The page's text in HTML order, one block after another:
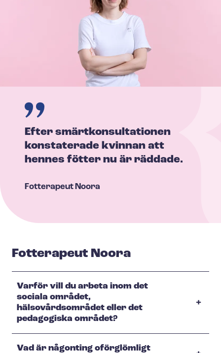
Efter smärt­kon­sul­ta­tio­nen
konstaterade kvinnan att
hennes fötter nu är räddade.
Fotterapeut Noora
Fotterapeut Noora
Varför vill du arbeta inom det
sociala området,
hälsovårdsområdet eller det
pedagogiska området?
Vad är någonting oförglömligt